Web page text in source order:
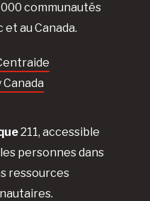
communautés
et au Canada.
Canada
211, accessible
personnes dans
ressources